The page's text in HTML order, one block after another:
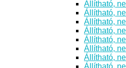
Állítható,
Állítható,
Állítható,
Állítható,
Állítható,
Állítható,
Állítható,
Állítható,